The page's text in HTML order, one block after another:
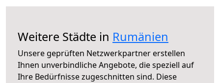
Weitere Städte in Rumänien
Unsere geprüften Netzwerkpartner erstellen
Ihnen unverbindliche Angebote, die speziell auf
Ihre Bedürfnisse zugeschnitten sind. Diese